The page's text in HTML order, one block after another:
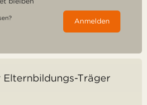
Anmelden
Elternbildungs-Träger